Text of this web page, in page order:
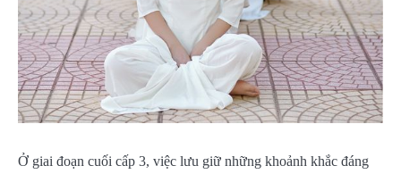
Ở giai đoạn cuối cấp 3, việc lưu giữ những khoảnh khắc đáng